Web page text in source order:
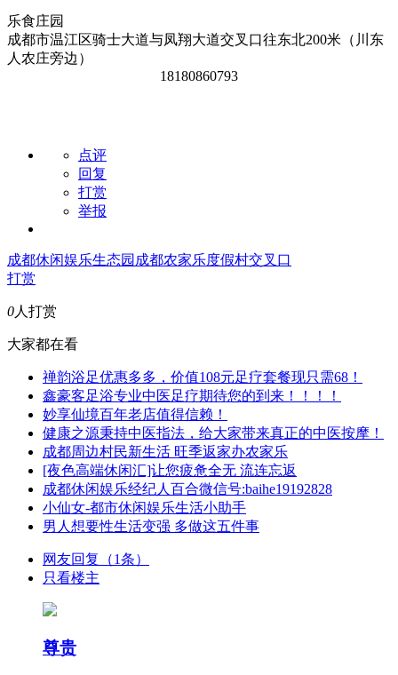
乐食庄园
成都市温江区骑士大道与凤翔大道交叉口往东北200米（川东
人农庄旁边）
18180860793
点评
回复
打赏
举报
成都休闲娱乐生态园 成都农家乐度假村交叉口
打赏
0人打赏
大家都在看
禅韵浴足优惠多多，价值108元足疗套餐现只需68！
鑫豪客足浴专业中医足疗期待您的到来！！！！
妙享仙境百年老店值得信赖！
健康之源秉持中医指法，给大家带来真正的中医按摩！
成都周边村民新生活 旺季返家办农家乐
[夜色高端休闲汇]让您疲惫全无 流连忘返
成都休闲娱乐经纪人百合微信号:baihe19192828
小仙女-都市休闲娱乐生活小助手
男人想要性生活变强 多做这五件事
网友回复（1条）
只看楼主
尊贵